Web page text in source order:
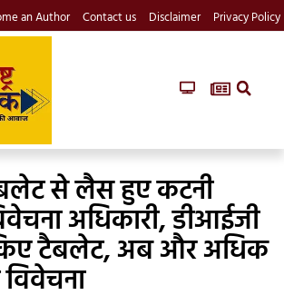
an Author Contact us Disclaimer Privacy Policy
से लैस हुए कटनी
अधिकारी, डीआईजी
टैबलेट, अब और अधिक